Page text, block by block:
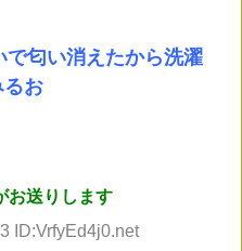
匂い消えたから洗濯
るお
お送りします
ID:VrfyEd4j0.net